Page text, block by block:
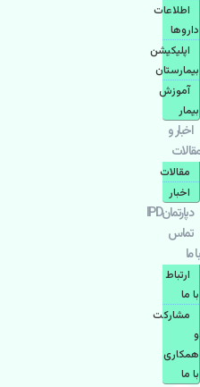
اطلاعات
دارو‌ها
اپليكيشن
بيمارستان
آموزش
بیمار
اخبار و
مقالات
مقالات
اخبار
دپارتمانIPD
تماس
با ما
ارتباط
با ما
مشاركت
و
همكاری
با ما